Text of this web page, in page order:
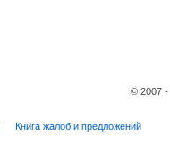
© 2007
Книга жалоб и предложений